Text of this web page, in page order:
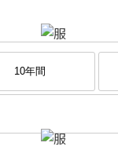
10年間